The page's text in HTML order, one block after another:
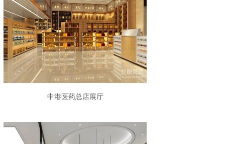
中港医药总店展厅